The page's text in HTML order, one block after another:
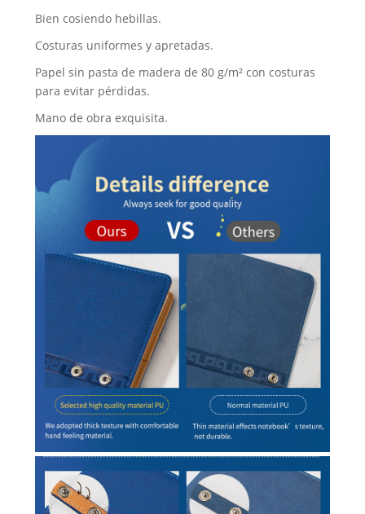
Bien cosiendo hebillas.
Costuras uniformes y apretadas.
Papel sin pasta de madera de 80 g/m² con costuras
para evitar pérdidas.
Mano de obra exquisita.